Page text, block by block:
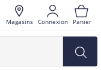
Magasins Connexion Panier